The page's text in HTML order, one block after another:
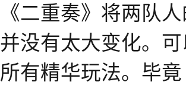
《二重奏》将两队
并没有太大变化。
所有精华玩法。毕